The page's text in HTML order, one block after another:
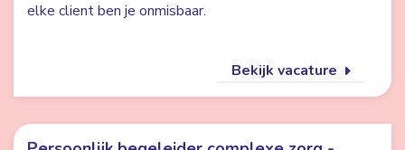
elke client ben je onmisbaar.
Bekijk vacature